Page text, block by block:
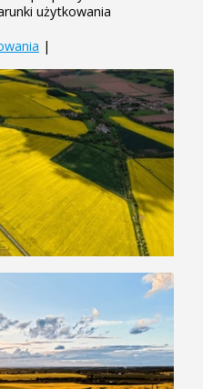
użytkowania
|